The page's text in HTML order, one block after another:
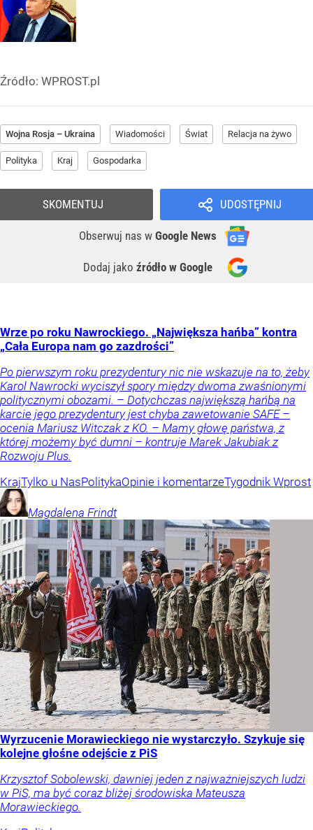
Źródło: WPROST.pl
Wojna Rosja – Ukraina Wiadomości Świat Relacja na żywo
Polityka Kraj Gospodarka
UDOSTĘPNIJ
Obserwuj nas w Google News
Dodaj jako źródło w Google
SKOMENTUJ
Wrze po roku Nawrockiego. „Największa hańba” kontra
„Cała Europa nam go zazdrości”
Po pierwszym roku prezydentury nic nie wskazuje na to, żeby
Karol Nawrocki wyciszył spory między dwoma zwaśnionymi
politycznymi obozami. – Dotychczas największą hańbą na
karcie jego prezydentury jest chyba zawetowanie SAFE –
ocenia Mariusz Witczak z KO. – Mamy głowę państwa, z
której możemy być dumni – kontruje Marek Jakubiak z
Rozwoju Plus.
KrajTylko u NasPolitykaOpinie i komentarzeTygodnik Wprost
Magdalena Frindt
Wyrzucenie Morawieckiego nie wystarczyło. Szykuje się
kolejne głośne odejście z PiS
Krzysztof Sobolewski, dawniej jeden z najważniejszych ludzi
w PiS, ma być coraz bliżej środowiska Mateusza
Morawieckiego.